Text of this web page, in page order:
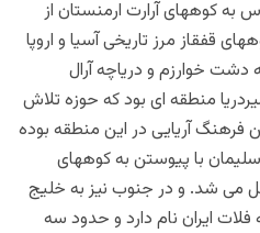
به کوههای آرارت ارمنستان از
قفقاز مرز تاریخی آسیا و اروپا
دشت خوارزم و دریاچه آرال
منطقه ای بود که حوزه تلاش
فرهنگ آریایی در این منطقه بوده
با پیوستن به کوههای
شد. و در جنوب نیز به خلیج
ایران نام دارد و حدود سه